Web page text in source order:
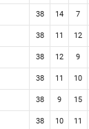
38 14 7
38 11 12
38 12 9
38 11 10
38 9 15
38 10 11